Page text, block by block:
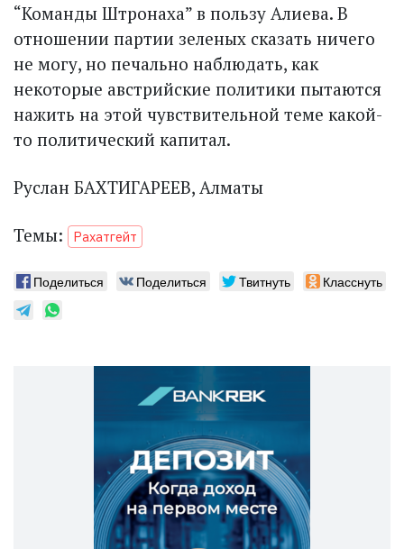
“Команды Штронаха” в пользу Алиева. В
отношении партии зеленых сказать ничего
не могу, но печально наблюдать, как
некоторые австрийские политики пытаются
нажить на этой чувствительной теме какой-
то политический капитал.
Руслан БАХТИГАРЕЕВ, Алматы
Темы: Рахатгейт
Поделиться Поделиться Твитнуть Класснуть